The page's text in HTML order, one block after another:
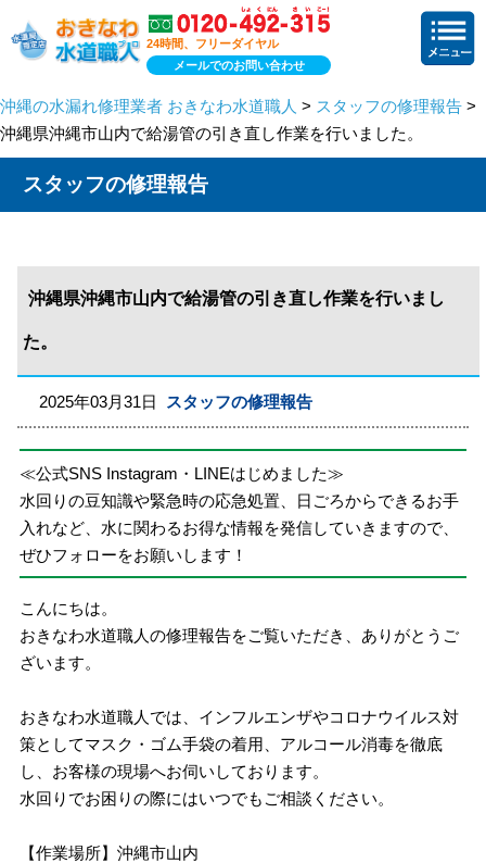
24時間、フリーダイヤル
メールでのお問い合わせ
沖縄の水漏れ修理業者 おきなわ水道職人 > スタッフの修理報告 >
沖縄県沖縄市山内で給湯管の引き直し作業を行いました。
スタッフの修理報告
沖縄県沖縄市山内で給湯管の引き直し作業を行いまし
た。
2025年03月31日 スタッフの修理報告
≪公式SNS Instagram・LINEはじめました≫
水回りの豆知識や緊急時の応急処置、日ごろからできるお手
入れなど、水に関わるお得な情報を発信していきますので、
ぜひフォローをお願いします！
こんにちは。
おきなわ水道職人の修理報告をご覧いただき、ありがとうご
ざいます。
おきなわ水道職人では、インフルエンザやコロナウイルス対
策としてマスク・ゴム手袋の着用、アルコール消毒を徹底
し、お客様の現場へお伺いしております。
水回りでお困りの際にはいつでもご相談ください。
【作業場所】沖縄市山内